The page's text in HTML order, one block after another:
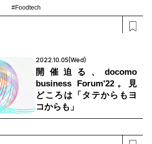
#Foodtech
2022.10.05(Wed)
開催迫る、docomo
business Forum'22。見
どころは「タテからもヨ
コからも」